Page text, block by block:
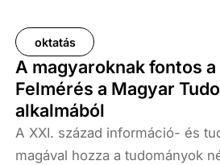
oktatás
A magyaroknak fontos
Felmérés a Magyar
alkalmából
A XXI. század információ- és
magával hozza a tudományok